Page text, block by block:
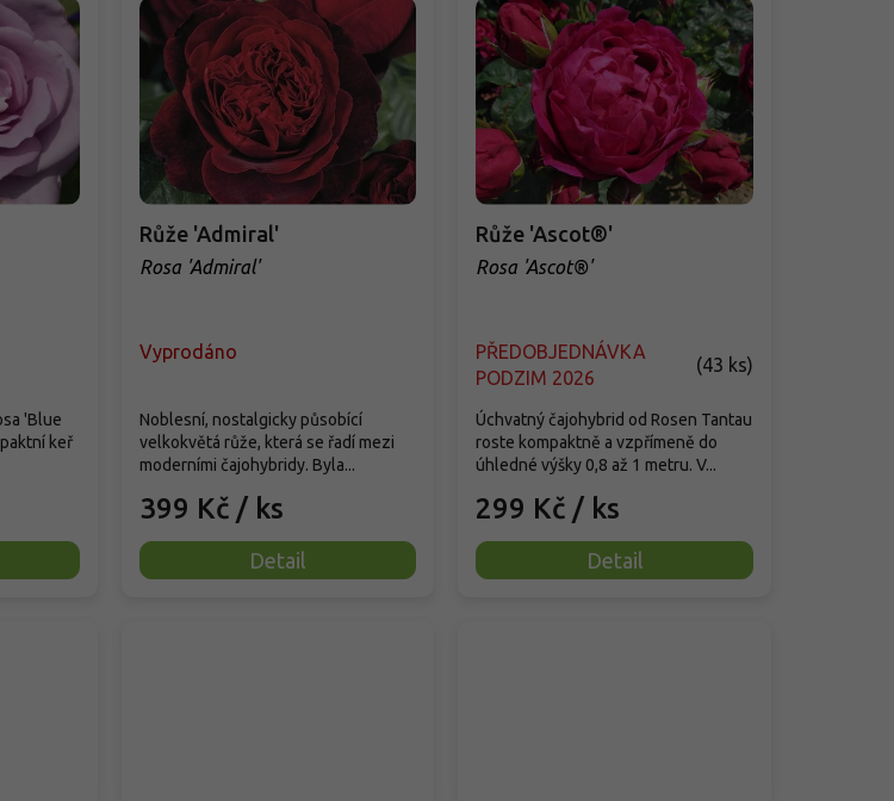
'Blue
keř
Růže 'Admiral'
Rosa 'Admiral'
Vyprodáno
399 Kč / ks
Detail
Noblesní, nostalgicky působící
velkokvětá růže, která se řadí mezi
moderními čajohybridy. Byla...
Růže 'Ascot®'
Rosa 'Ascot®'
PŘEDOBJEDNÁVKA
PODZIM 2026
(43 ks)
299 Kč / ks
Detail
Úchvatný čajohybrid od Rosen Tantau
roste kompaktně a vzpřímeně do
úhledné výšky 0,8 až 1 metru. V...